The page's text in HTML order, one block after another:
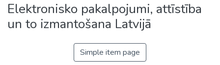
Elektronisko pakalpojumi, attīstība
un to izmantošana Latvijā
Simple item page